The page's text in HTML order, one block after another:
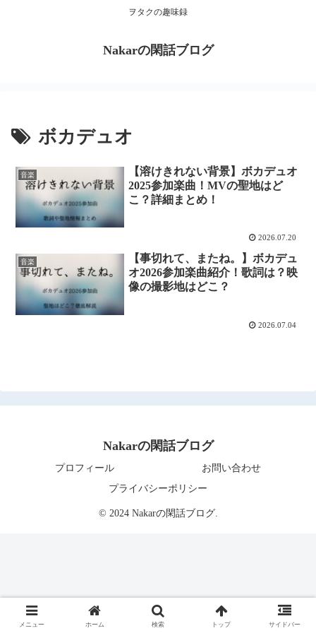
ヲタクの趣味録
Nakarの閑話ブログ
ボカデュオ
音楽
【溶けきれない背景】ボカデュオ
2025参加楽曲！MVの聖地はど
こ？詳細まとめ！
2026.07.20
音楽
【事切れて、またね。】ボカデュ
オ2026参加楽曲紹介！歌詞は？映
像の撮影地はどこ？
2026.07.04
Nakarの閑話ブログ
プロフィール
お問い合わせ
プライバシーポリシー
© 2024 Nakarの閑話ブログ.
メニュー ホーム 検索 トップ サイドバー